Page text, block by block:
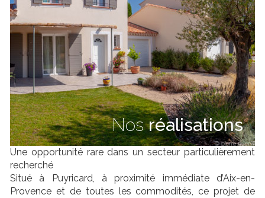
Nosréalisations
Une opportunité rare dans un secteur particulièrement
recherché
Situé à Puyricard, à proximité immédiate d’Aix-en-
Provence et de toutes les commodités, ce projet de